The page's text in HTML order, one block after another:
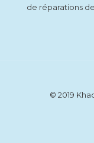
de réparations
© 2019